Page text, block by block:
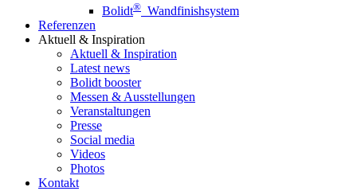
Bolidt® Wandfinishsystem
Referenzen
Aktuell & Inspiration
Aktuell & Inspiration
Latest news
Bolidt booster
Messen & Ausstellungen
Veranstaltungen
Presse
Social media
Videos
Photos
Kontakt